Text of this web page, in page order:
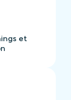
et